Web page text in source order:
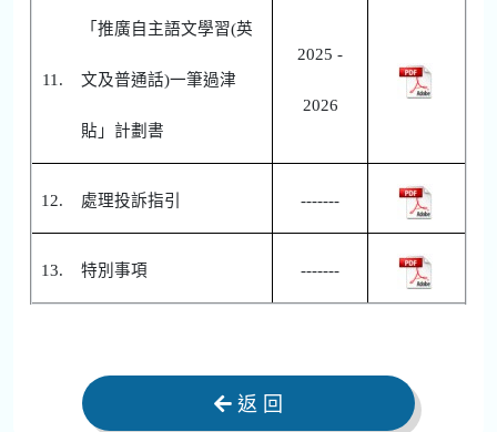
11.
「推廣自主語文學習(英
文及普通話)一筆過津
貼」計劃書
2025 -
2026
12. 處理投訴指引 -------
13. 特別事項 -------
返 回